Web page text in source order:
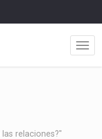
relaciones?"